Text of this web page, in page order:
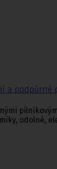
a podpůrné
odolné,